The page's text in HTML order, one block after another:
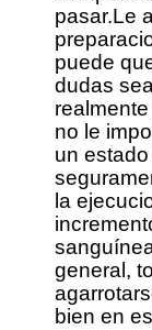
pasar.Le
puede
dudas
no le
un
la
general,
bien en